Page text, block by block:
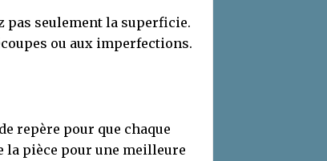
pas seulement la superficie.
ou aux imperfections.
repère pour que chaque
la pièce pour une meilleure